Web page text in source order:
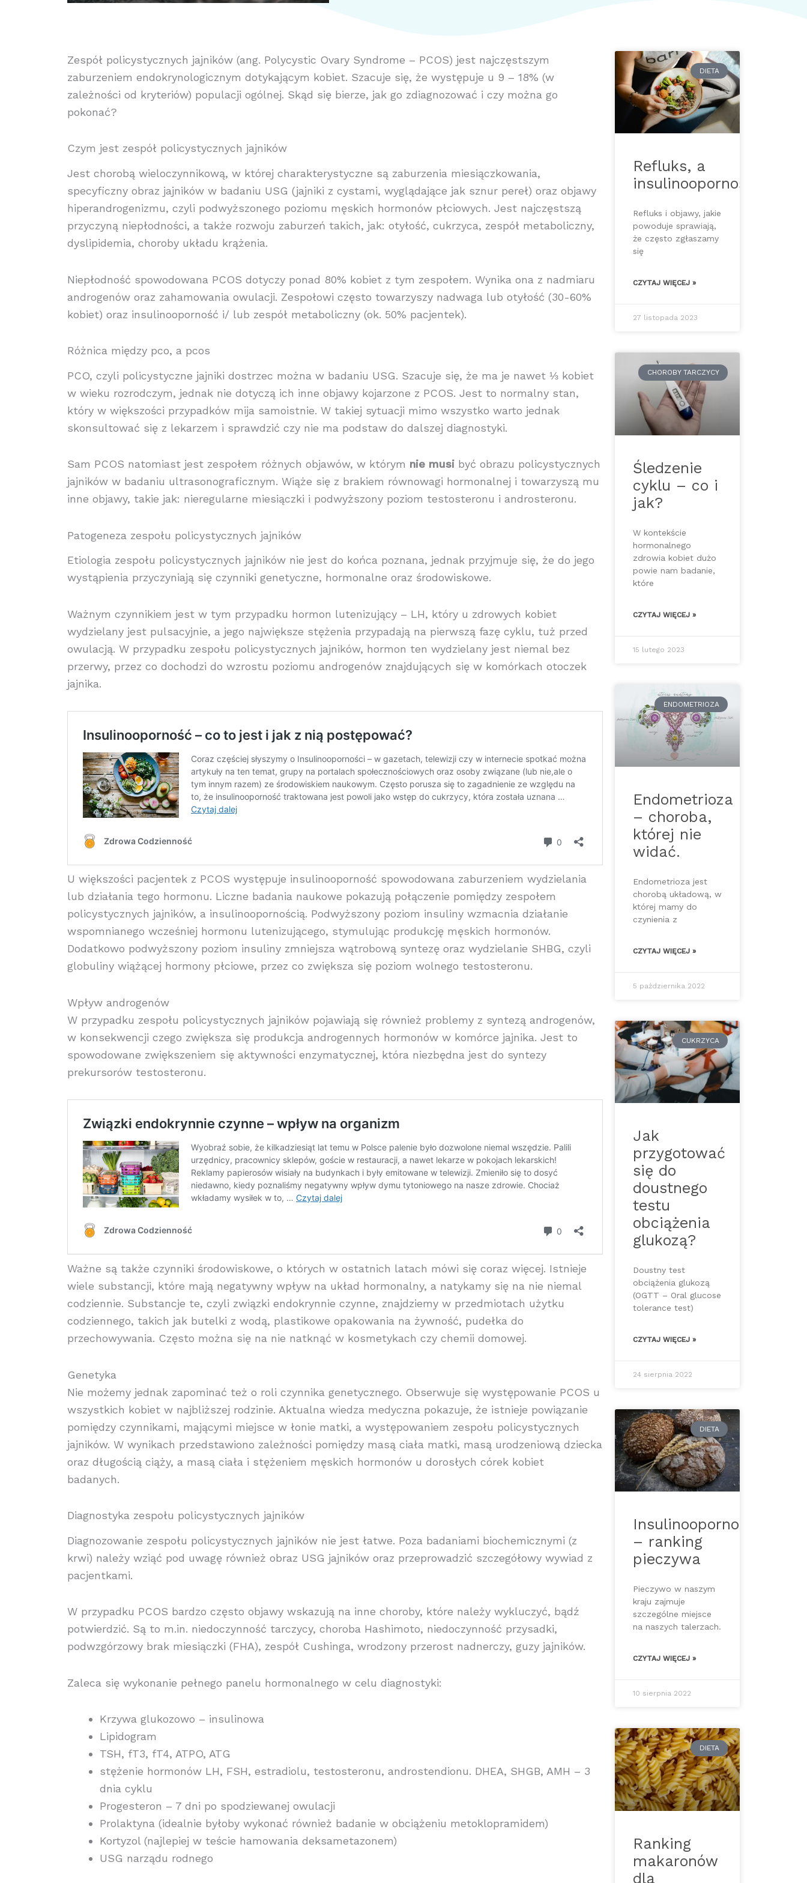
Zespół policystycznych jajników (ang. Polycystic Ovary Syndrome – PCOS) jest najczęstszym
zaburzeniem endokrynologicznym dotykającym kobiet. Szacuje się, że występuje u 9 – 18% (w
zależności od kryteriów) populacji ogólnej. Skąd się bierze, jak go zdiagnozować i czy można go
pokonać?
Czym jest zespół policystycznych jajników
Jest chorobą wieloczynnikową, w której charakterystyczne są zaburzenia miesiączkowania,
specyficzny obraz jajników w badaniu USG (jajniki z cystami, wyglądające jak sznur pereł) oraz objawy
hiperandrogenizmu, czyli podwyższonego poziomu męskich hormonów płciowych. Jest najczęstszą
przyczyną niepłodności, a także rozwoju zaburzeń takich, jak: otyłość, cukrzyca, zespół metaboliczny,
dyslipidemia, choroby układu krążenia.
Niepłodność spowodowana PCOS dotyczy ponad 80% kobiet z tym zespołem. Wynika ona z nadmiaru
androgenów oraz zahamowania owulacji. Zespołowi często towarzyszy nadwaga lub otyłość (30-60%
kobiet) oraz insulinooporność i/ lub zespół metaboliczny (ok. 50% pacjentek).
Różnica między pco, a pcos
PCO, czyli policystyczne jajniki dostrzec można w badaniu USG. Szacuje się, że ma je nawet ⅓ kobiet
w wieku rozrodczym, jednak nie dotyczą ich inne objawy kojarzone z PCOS. Jest to normalny stan,
który w większości przypadków mija samoistnie. W takiej sytuacji mimo wszystko warto jednak
skonsultować się z lekarzem i sprawdzić czy nie ma podstaw do dalszej diagnostyki.
Sam PCOS natomiast jest zespołem różnych objawów, w którym nie musi być obrazu policystycznych
jajników w badaniu ultrasonograficznym. Wiąże się z brakiem równowagi hormonalnej i towarzyszą mu
inne objawy, takie jak: nieregularne miesiączki i podwyższony poziom testosteronu i androsteronu.
Patogeneza zespołu policystycznych jajników
Etiologia zespołu policystycznych jajników nie jest do końca poznana, jednak przyjmuje się, że do jego
wystąpienia przyczyniają się czynniki genetyczne, hormonalne oraz środowiskowe.
Ważnym czynnikiem jest w tym przypadku hormon lutenizujący – LH, który u zdrowych kobiet
wydzielany jest pulsacyjnie, a jego największe stężenia przypadają na pierwszą fazę cyklu, tuż przed
owulacją. W przypadku zespołu policystycznych jajników, hormon ten wydzielany jest niemal bez
przerwy, przez co dochodzi do wzrostu poziomu androgenów znajdujących się w komórkach otoczek
jajnika.
U większości pacjentek z PCOS występuje insulinooporność spowodowana zaburzeniem wydzielania
lub działania tego hormonu. Liczne badania naukowe pokazują połączenie pomiędzy zespołem
policystycznych jajników, a insulinoopornością. Podwyższony poziom insuliny wzmacnia działanie
wspomnianego wcześniej hormonu lutenizującego, stymulując produkcję męskich hormonów.
Dodatkowo podwyższony poziom insuliny zmniejsza wątrobową syntezę oraz wydzielanie SHBG, czyli
globuliny wiążącej hormony płciowe, przez co zwiększa się poziom wolnego testosteronu.
Wpływ androgenów
W przypadku zespołu policystycznych jajników pojawiają się również problemy z syntezą androgenów,
w konsekwencji czego zwiększa się produkcja androgennych hormonów w komórce jajnika. Jest to
spowodowane zwiększeniem się aktywności enzymatycznej, która niezbędna jest do syntezy
prekursorów testosteronu.
Ważne są także czynniki środowiskowe, o których w ostatnich latach mówi się coraz więcej. Istnieje
wiele substancji, które mają negatywny wpływ na układ hormonalny, a natykamy się na nie niemal
codziennie. Substancje te, czyli związki endokrynnie czynne, znajdziemy w przedmiotach użytku
codziennego, takich jak butelki z wodą, plastikowe opakowania na żywność, pudełka do
przechowywania. Często można się na nie natknąć w kosmetykach czy chemii domowej.
Genetyka
Nie możemy jednak zapominać też o roli czynnika genetycznego. Obserwuje się występowanie PCOS u
wszystkich kobiet w najbliższej rodzinie. Aktualna wiedza medyczna pokazuje, że istnieje powiązanie
pomiędzy czynnikami, mającymi miejsce w łonie matki, a występowaniem zespołu policystycznych
jajników. W wynikach przedstawiono zależności pomiędzy masą ciała matki, masą urodzeniową dziecka
oraz długością ciąży, a masą ciała i stężeniem męskich hormonów u dorosłych córek kobiet
badanych.
Diagnostyka zespołu policystycznych jajników
Diagnozowanie zespołu policystycznych jajników nie jest łatwe. Poza badaniami biochemicznymi (z
krwi) należy wziąć pod uwagę również obraz USG jajników oraz przeprowadzić szczegółowy wywiad z
pacjentkami.
W przypadku PCOS bardzo często objawy wskazują na inne choroby, które należy wykluczyć, bądź
potwierdzić. Są to m.in. niedoczynność tarczycy, choroba Hashimoto, niedoczynność przysadki,
podwzgórzowy brak miesiączki (FHA), zespół Cushinga, wrodzony przerost nadnerczy, guzy jajników.
Zaleca się wykonanie pełnego panelu hormonalnego w celu diagnostyki:
Krzywa glukozowo – insulinowa
Lipidogram
TSH, fT3, fT4, ATPO, ATG
stężenie hormonów LH, FSH, estradiolu, testosteronu, androstendionu. DHEA, SHGB, AMH – 3
dnia cyklu
Progesteron – 7 dni po spodziewanej owulacji
Prolaktyna (idealnie byłoby wykonać również badanie w obciążeniu metoklopramidem)
Kortyzol (najlepiej w teście hamowania deksametazonem)
USG narządu rodnego
DIETA
Refluks, a
insulinooporność
Refluks i objawy, jakie
powoduje sprawiają,
że często zgłaszamy
się
CZYTAJ WIĘCEJ »
27 listopada 2023
CHOROBY TARCZYCY
Śledzenie
cyklu – co i
jak?
W kontekście
hormonalnego
zdrowia kobiet dużo
powie nam badanie,
które
CZYTAJ WIĘCEJ »
15 lutego 2023
ENDOMETRIOZA
Endometrioza
– choroba,
której nie
widać.
Endometrioza jest
chorobą układową, w
której mamy do
czynienia z
CZYTAJ WIĘCEJ »
5 października 2022
CUKRZYCA
Jak
przygotować
się do
doustnego
testu
obciążenia
glukozą?
Doustny test
obciążenia glukozą
(OGTT – Oral glucose
tolerance test)
CZYTAJ WIĘCEJ »
24 sierpnia 2022
DIETA
Insulinooporność
– ranking
pieczywa
Pieczywo w naszym
kraju zajmuje
szczególne miejsce
na naszych talerzach.
CZYTAJ WIĘCEJ »
10 sierpnia 2022
DIETA
Ranking
makaronów
dla